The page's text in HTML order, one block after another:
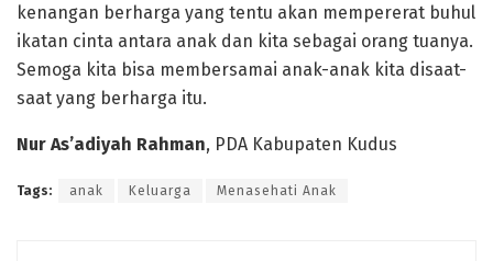
kenangan berharga yang tentu akan mempererat buhul
ikatan cinta antara anak dan kita sebagai orang tuanya.
Semoga kita bisa membersamai anak-anak kita disaat-
saat yang berharga itu.
Nur As’adiyah Rahman, PDA Kabupaten Kudus
Tags: anak Keluarga Menasehati Anak